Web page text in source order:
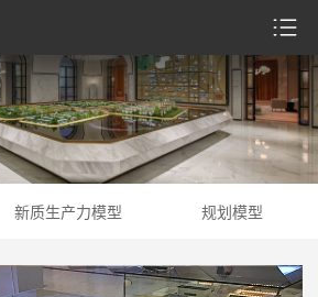
新质生产力模型 规划模型